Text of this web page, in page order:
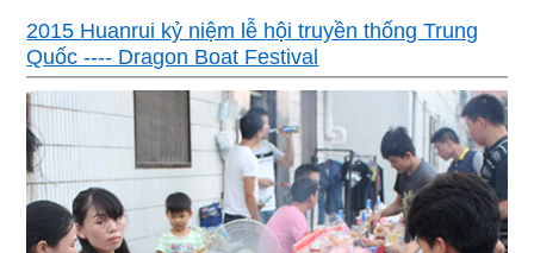
2015 Huanrui kỷ niệm lễ hội truyền thống Trung
Quốc ---- Dragon Boat Festival